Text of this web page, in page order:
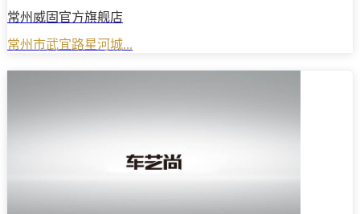
常州威固官方旗舰店
常州市武宜路星河城...